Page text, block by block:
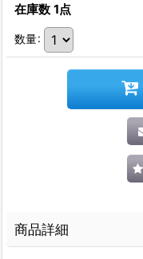
在庫数 1点
数量:
商品詳細